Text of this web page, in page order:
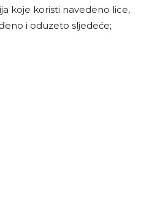
koje koristi navedeno lice,
i oduzeto sljedeće;